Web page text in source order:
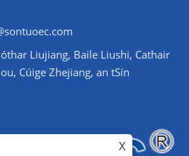
Liujiang, Baile Liushi, Cathair
Cúige Zhejiang, an tSín
X